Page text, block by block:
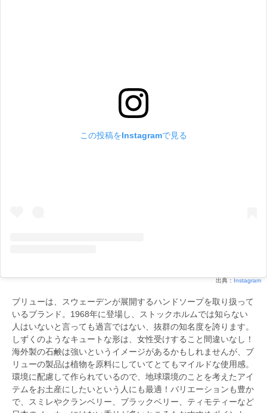
この投稿をInstagramで見る
出典： Instagram
ブリューは、スウェーデンが展開するハンドソープを取り扱って
いるブランド。1968年に登場し、ストックホルムでは知らない
人はいないと言っても過言ではない、抜群の知名度を誇ります。
しずくのようなキュートな形は、女性受けすること間違いなし！
海外製の石鹸は強いというイメージがあるかもしれませんが、ブ
リューの製品は植物を原料にしていてとてもマイルドな使用感。
環境に配慮して作られているので、地球環境のことを考えたアイ
テムをお土産にしたいという人にも最適！バリエーションも豊か
で、スミレやクランベリー、ブラックベリー、ティモティーなど